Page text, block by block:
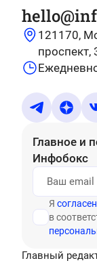
121170,
проспект,
Главное и
Инфобокс
Я согласен
в
Главный